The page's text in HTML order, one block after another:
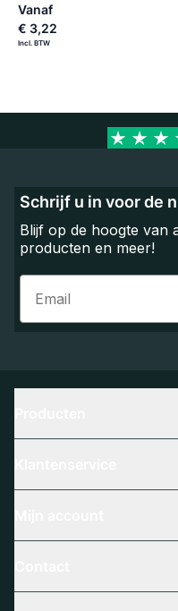
Vanaf
€ 3,22
Schrijf u in voor de
Blijf op de hoogte van
producten en meer!
Email